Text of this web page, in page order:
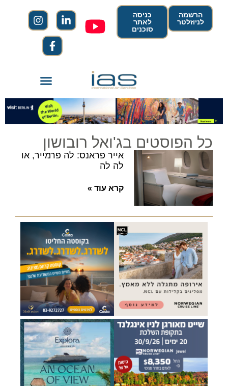
הרשמה
לניוזלטר
כניסה
לאתר
סוכנים
כל הפוסטים בג'ואל רובושון
אייר פראנס: לה פרמייר, או
לה לה
קרא עוד »